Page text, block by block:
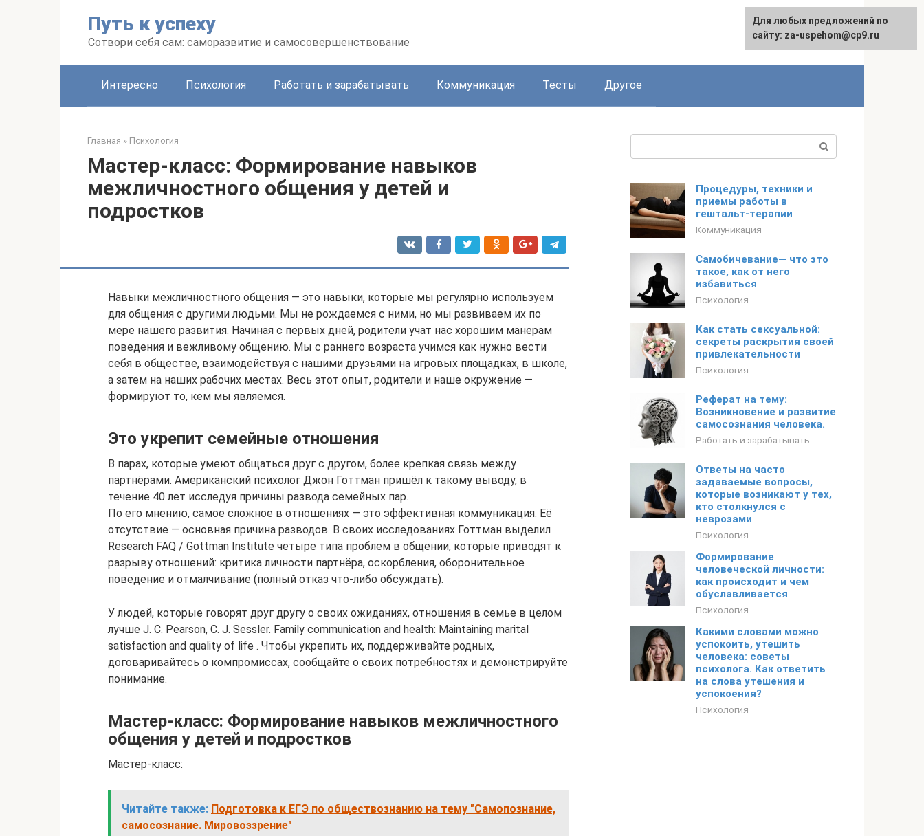
Путь к успеху
Сотвори себя сам: саморазвитие и самосовершенствование
English
Интересно Психология Работать и зарабатывать Коммуникация Тесты Другое
Главная » Психология
Мастер-класс: Формирование навыков
межличностного общения у детей и
подростков
Навыки межличностного общения — это навыки, которые мы регулярно используем
для общения с другими людьми. Мы не рождаемся с ними, но мы развиваем их по
мере нашего развития. Начиная с первых дней, родители учат нас хорошим манерам
поведения и вежливому общению. Мы с раннего возраста учимся как нужно вести
себя в обществе, взаимодействуя с нашими друзьями на игровых площадках, в школе,
а затем на наших рабочих местах. Весь этот опыт, родители и наше окружение —
формируют то, кем мы являемся.
Это укрепит семейные отношения
В парах, которые умеют общаться друг с другом, более крепкая связь между
партнёрами. Американский психолог Джон Готтман пришёл к такому выводу, в
течение 40 лет исследуя причины развода семейных пар.
По его мнению, самое сложное в отношениях — это эффективная коммуникация. Её
отсутствие — основная причина разводов. В своих исследованиях Готтман выделил
Research FAQ / Gottman Institute четыре типа проблем в общении, которые приводят к
разрыву отношений: критика личности партнёра, оскорбления, оборонительное
поведение и отмалчивание (полный отказ что‑либо обсуждать).
У людей, которые говорят друг другу о своих ожиданиях, отношения в семье в целом
лучше J. C. Pearson, C. J. Sessler. Family communication and health: Maintaining marital
satisfaction and quality of life . Чтобы укрепить их, поддерживайте родных,
договаривайтесь о компромиссах, сообщайте о своих потребностях и демонстрируйте
понимание.
Мастер-класс: Формирование навыков межличностного
общения у детей и подростков
Мастер-класс:
Читайте также: Подготовка к ЕГЭ по обществознанию на тему "Самопознание,
самосознание. Мировоззрение"
Процедуры, техники и
приемы работы в
гештальт-терапии
Коммуникация
Самобичевание— что это
такое, как от него
избавиться
Психология
Как стать сексуальной:
секреты раскрытия своей
привлекательности
Психология
Реферат на тему:
Возникновение и развитие
самосознания человека.
Работать и зарабатывать
Ответы на часто
задаваемые вопросы,
которые возникают у тех,
кто столкнулся с
неврозами
Психология
Формирование
человеческой личности:
как происходит и чем
обуславливается
Психология
Какими словами можно
успокоить, утешить
человека: советы
психолога. Как ответить
на слова утешения и
успокоения?
Психология
Для любых предложений по
сайту: za-uspehom@cp9.ru